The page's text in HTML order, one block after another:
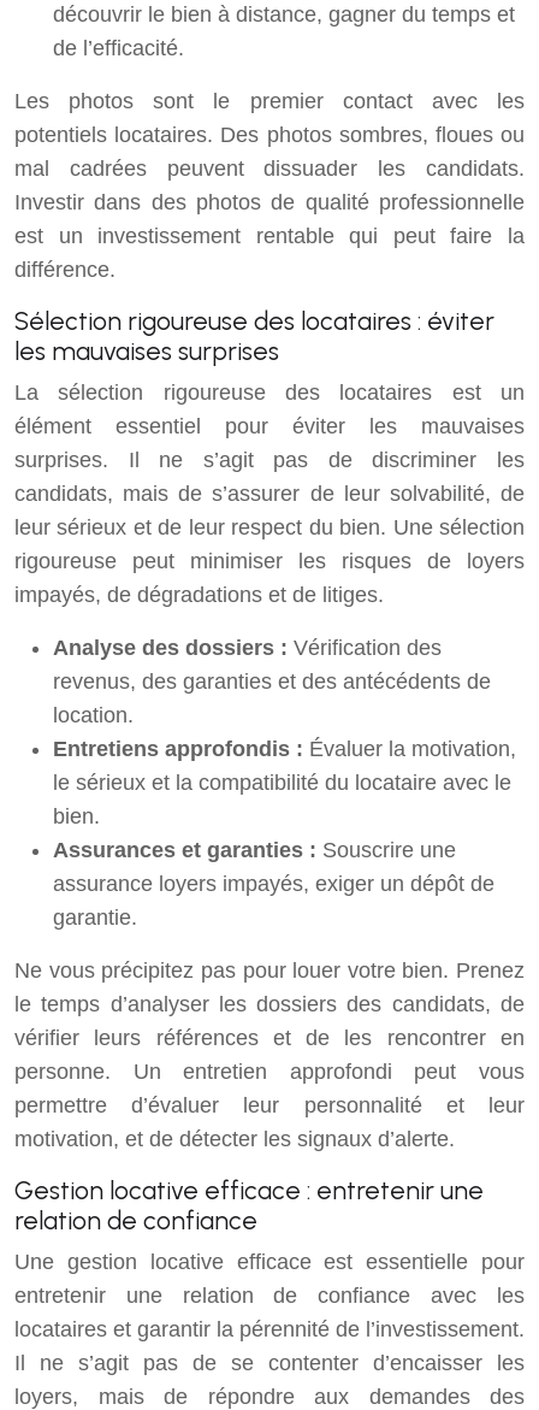
découvrir le bien à distance, gagner du temps et
de l’efficacité.
Les photos sont le premier contact avec les
potentiels locataires. Des photos sombres, floues ou
mal cadrées peuvent dissuader les candidats.
Investir dans des photos de qualité professionnelle
est un investissement rentable qui peut faire la
différence.
Sélection rigoureuse des locataires : éviter
les mauvaises surprises
La sélection rigoureuse des locataires est un
élément essentiel pour éviter les mauvaises
surprises. Il ne s’agit pas de discriminer les
candidats, mais de s’assurer de leur solvabilité, de
leur sérieux et de leur respect du bien. Une sélection
rigoureuse peut minimiser les risques de loyers
impayés, de dégradations et de litiges.
Analyse des dossiers : Vérification des
revenus, des garanties et des antécédents de
location.
Entretiens approfondis : Évaluer la motivation,
le sérieux et la compatibilité du locataire avec le
bien.
Assurances et garanties : Souscrire une
assurance loyers impayés, exiger un dépôt de
garantie.
Ne vous précipitez pas pour louer votre bien. Prenez
le temps d’analyser les dossiers des candidats, de
vérifier leurs références et de les rencontrer en
personne. Un entretien approfondi peut vous
permettre d’évaluer leur personnalité et leur
motivation, et de détecter les signaux d’alerte.
Gestion locative efficace : entretenir une
relation de confiance
Une gestion locative efficace est essentielle pour
entretenir une relation de confiance avec les
locataires et garantir la pérennité de l’investissement.
Il ne s’agit pas de se contenter d’encaisser les
loyers, mais de répondre aux demandes des